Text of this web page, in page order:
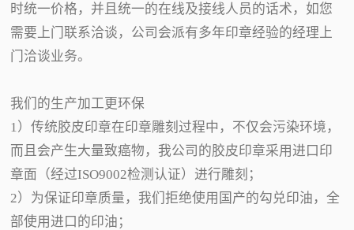
时统一价格，并且统一的在线及接线人员的话术，如您
需要上门联系洽谈，公司会派有多年印章经验的经理上
门洽谈业务。
我们的生产加工更环保
1）传统胶皮印章在印章雕刻过程中，不仅会污染环境，
而且会产生大量致癌物，我公司的胶皮印章采用进口印
章面（经过ISO9002检测认证）进行雕刻；
2）为保证印章质量，我们拒绝使用国产的勾兑印油，全
部使用进口的印油；